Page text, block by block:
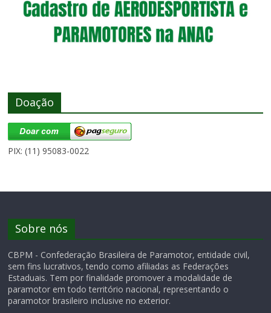
Doação
PIX: (11) 95083-0022
Sobre nós
CBPM - Confederação Brasileira de Paramotor, entidade civil,
sem fins lucrativos, tendo como afiliadas as Federações
Estaduais. Tem por finalidade promover a modalidade de
paramotor em todo território nacional, representando o
paramotor brasileiro inclusive no exterior.